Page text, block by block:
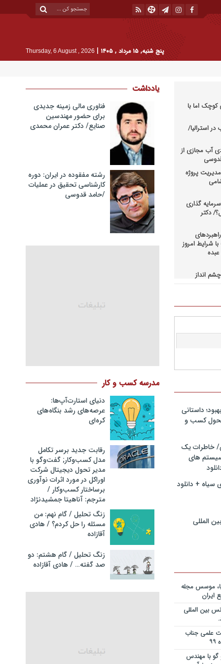
پنج شنبه, ۱۵ مرداد , ۱۴۰۵ |
Thursday, 6 August , 2026
اما با
استرالیا/
آب مجازی از
پروژه
گذاری
دکتر
شرایط امروز
انداز
فایل
فرایند
فایل
فایل
قراردادها
نوبل
قراردادها
نوبل
فایل
قراردادها
نوبل
در
کارخانه
در خصوص
از کجا
فایل
و دکتر
– برنامه
داستانی
تحول کسب و
خاطرات یک
های
سیاه + دانلود
المللی
موسس مجله
ایران
بین المللی
علمی جناب
با مهندس
یادداشت
فناوری مالی زمینه جدیدی
برای حضور مهندسین
صنایع/ دکتر عمران محمدی
رشته مفقوده در ایران: دوره
کارشناسی تحقیق در عملیات
/حامد قدوسی
مدرسه کسب و کار
دنیای استارت‌آپ‌ها:
عرصه‌های رشد بنگاه‌های
کره‌ای‌
رقابت جدید برسر تکامل
مدل کسب‌و‌کار; گفت‌وگو با
مدیر تحول دیجیتال شرکت
اوراکل در مورد اثرات نوآوری
برساختار کسب‌وکار /
مترجم: آناهیتا جمشیدنژاد
زنگ تحلیل / گام نهم: من
مسئله را حل کردم؟ / هادی
آقازاده
زنگ تحلیل / گام هشتم: دو
صد گفته… / هادی آقازاده